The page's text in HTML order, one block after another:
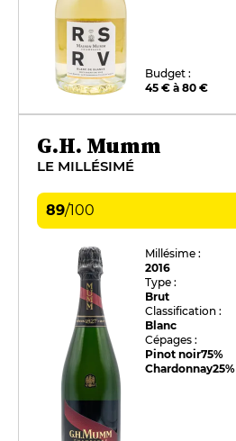
Budget :
45 € à 80 €
G.H. Mumm
LE MILLÉSIMÉ
89/100
Millésime :
2016
Type :
Brut
Classification :
Blanc
Cépages :
Pinot noir75%
Chardonnay25%